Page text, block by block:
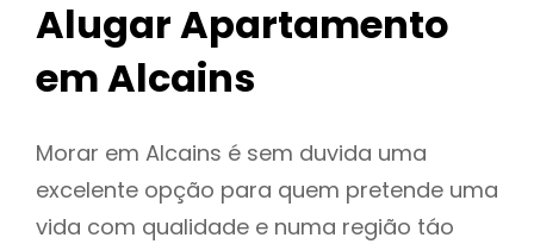
Alugar Apartamento
em Alcains
Morar em Alcains é sem duvida uma
excelente opção para quem pretende uma
vida com qualidade e numa região táo